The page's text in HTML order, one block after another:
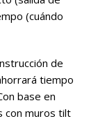
(cuándo
de
tiempo
base en
con muros tilt